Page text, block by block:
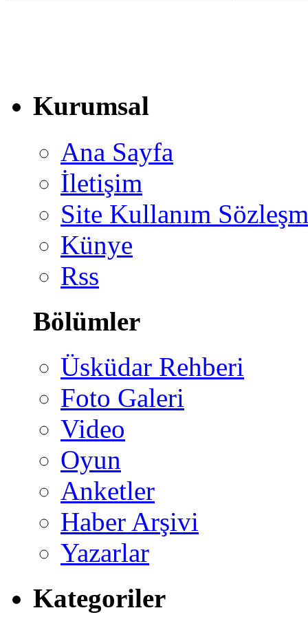
Kurumsal
Ana Sayfa
İletişim
Site Kullanım
Künye
Rss
Bölümler
Üsküdar Rehberi
Foto Galeri
Video
Oyun
Anketler
Haber Arşivi
Yazarlar
Kategoriler